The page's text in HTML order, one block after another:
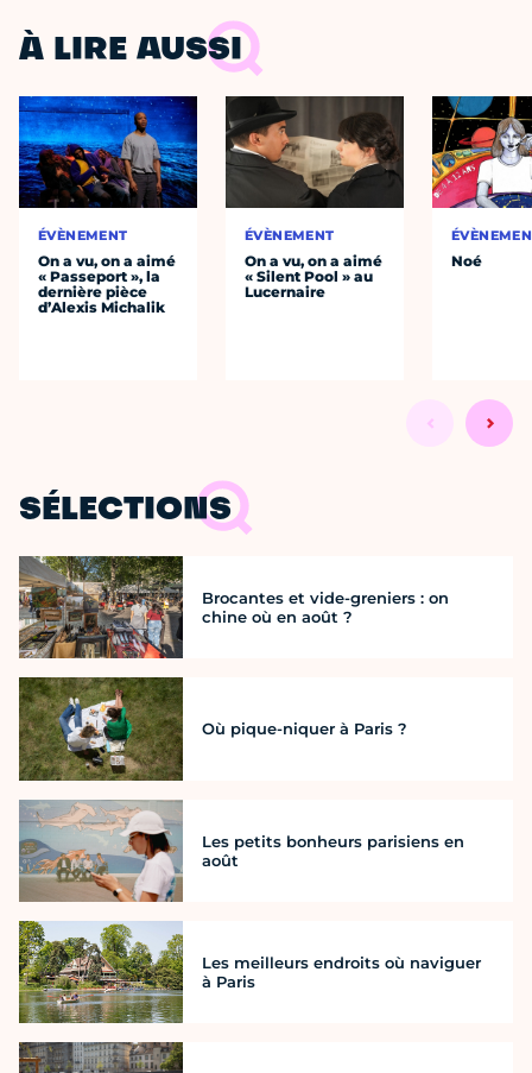
À LIRE AUSSI
ÉVÈNEMENT
On a vu, on a aimé
« Passeport », la
dernière pièce
d’Alexis Michalik
ÉVÈNEMENT
On a vu, on a aimé
« Silent Pool » au
Lucernaire
Noé
SÉLECTIONS
Brocantes et vide-greniers : on
chine où en août ?
Où pique-niquer à Paris ?
Les petits bonheurs parisiens en
août
Les meilleurs endroits où naviguer
à Paris